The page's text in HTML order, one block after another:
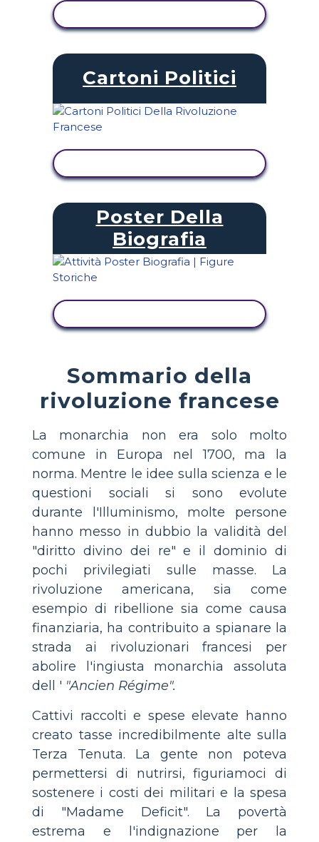
Cartoni Politici
Poster Della
Biografia
Sommario della
rivoluzione francese
La monarchia non era solo molto
comune in Europa nel 1700, ma la
norma. Mentre le idee sulla scienza e le
questioni sociali si sono evolute
durante l'Illuminismo, molte persone
hanno messo in dubbio la validità del
"diritto divino dei re" e il dominio di
pochi privilegiati sulle masse. La
rivoluzione americana, sia come
esempio di ribellione sia come causa
finanziaria, ha contribuito a spianare la
strada ai rivoluzionari francesi per
abolire l'ingiusta monarchia assoluta
dell ' "Ancien Régime".
Cattivi raccolti e spese elevate hanno
creato tasse incredibilmente alte sulla
Terza Tenuta. La gente non poteva
permettersi di nutrirsi, figuriamoci di
sostenere i costi dei militari e la spesa
di "Madame Deficit". La povertà
estrema e l'indignazione per la